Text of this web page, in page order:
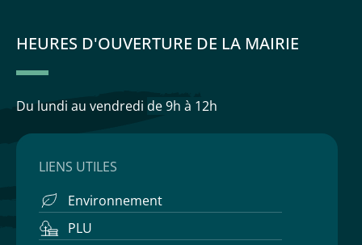
HEURES D'OUVERTURE DE LA MAIRIE
Du lundi au vendredi de 9h à 12h
LIENS UTILES
Environnement
PLU